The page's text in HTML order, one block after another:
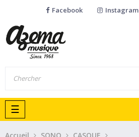
Facebook Instagram
Basculer
la
navigation
☰